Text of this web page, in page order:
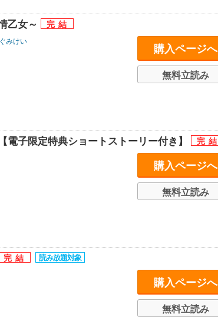
乙女～
みけい
購入ページへ
無料立読み
電子限定特典ショートストーリー付き】
購入ページへ
無料立読み
購入ページへ
無料立読み